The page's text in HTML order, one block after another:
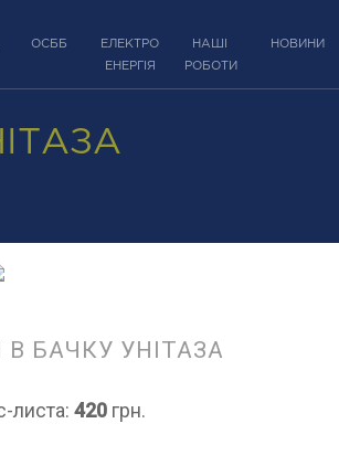
ОСББ
ЕЛЕКТРО
ЕНЕРГІЯ
НАШІ
РОБОТИ
НОВИНИ
БАЧКУ УНІТАЗА
листа: 420 грн.